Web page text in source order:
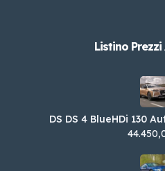
Listino
DS DS 4 BlueHDi 130